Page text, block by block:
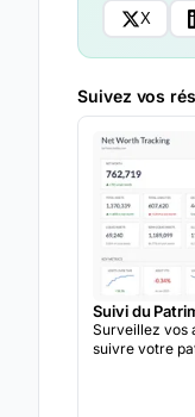
X
Suivez vos
Suivi du
Surveillez vos
suivre votre